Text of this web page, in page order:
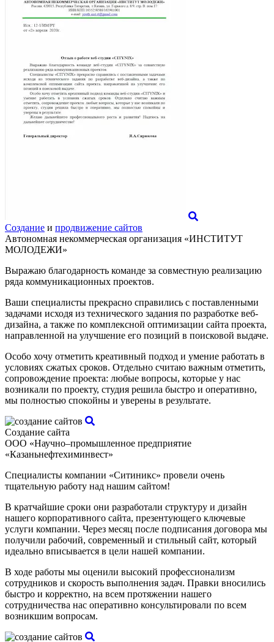
Создание и продвижение сайтов
Автономная некоммерческая организация «ИНСТИТУТ
МОЛОДЕЖИ»
Выражаю благодарность команде за совместную реализацию
ряда коммуникационных проектов.
Ваши специалисты прекрасно справились с поставленными
задачами исходя из технического задания по разработке веб-
дизайна, а также по комплексной оптимизации сайта проекта,
направленной на улучшение его позиций в поисковой выдаче.
Особо хочу отметить креативный подход и умение работать в
условиях сжатых сроков. Отдельно считаю важным отметить,
сопровождение проекта: любые вопросы, которые у нас
возникали по проекту, студия решила быстро и оперативно,
мы полностью спокойны и уверены в результате.
Создание сайта
ООО «Научно–промышленное предприятие
«Казаньнефтехиминвест»
Специалисты компании «Ситиникс» провели очень
тщательную работу над нашим сайтом!
В кратчайшие сроки они разработали структуру и дизайн
нашего корпоративного сайта, презентующего ключевые
услуги компании. Через месяц после подписания договора мы
получили рабочий, современный и стильный сайт, который
идеально вписывается в цели нашей компании.
В ходе работы мы оценили высокий профессионализм
сотрудников и скорость выполнения задач. Правки вносились
быстро и корректно, на всем протяжении нашего
сотрудничества нас оперативно консультировали по всем
возникшим вопросам.